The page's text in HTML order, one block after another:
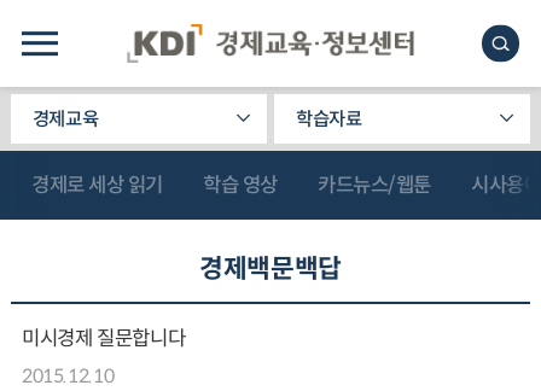
경제교육 학습자료
경제로 세상 읽기 학습 영상 카드뉴스/웹툰 시사용
경제백문백답
미시경제 질문합니다
2015.12.10